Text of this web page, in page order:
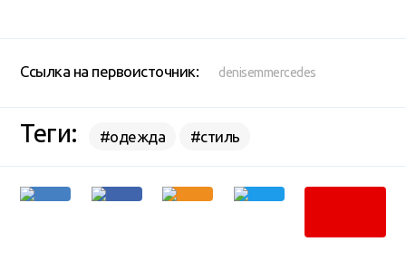
Ссылка на первоисточник: denisemmercedes
Теги: #одежда #стиль